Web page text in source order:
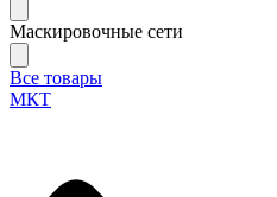
Маскировочные сети
Все товары
МКТ